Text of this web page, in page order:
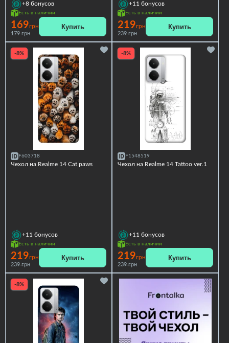
+8 бонусов
Есть в наличии
169грн
179 грн
Купить
+11 бонусов
Есть в наличии
219грн
239 грн
Купить
-8%
F603718
Чехол на Realme 14 Сat paws
+11 бонусов
Есть в наличии
219грн
239 грн
Купить
-8%
F1548519
Чехол на Realme 14 Tattoo ver.1
+11 бонусов
Есть в наличии
219грн
239 грн
Купить
-8%